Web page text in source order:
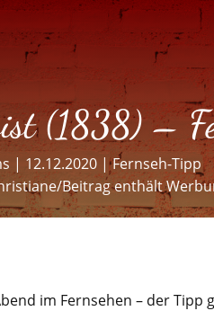
(1838) –
| 12.12.2020 |Fernseh-Tipp
Beitrag enthält
im Fernsehen – der